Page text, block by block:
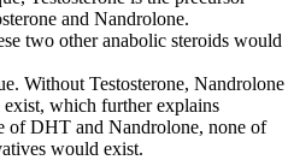
and Nandrolone.
two other anabolic steroids would
Without Testosterone, Nandrolone
which further explains
of DHT and Nandrolone, none of
would exist.